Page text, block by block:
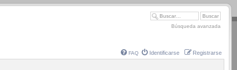
Búsqueda avanzada
FAQ Identificarse Registrarse